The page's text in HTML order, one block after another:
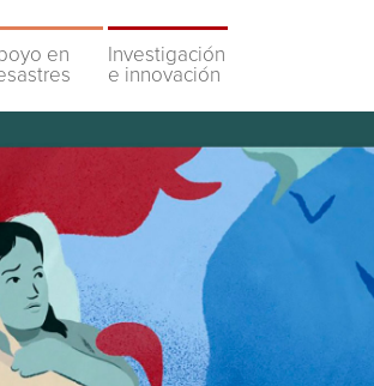
en
Investigación
e innovación